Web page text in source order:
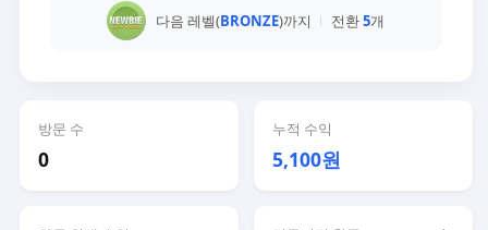
다음 레벨(BRONZE)까지 전환5개
방문 수
0
누적 수익
5,100원